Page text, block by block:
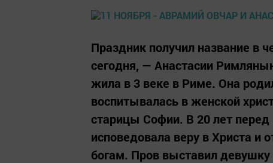
Праздник получил название в
сегодня, — Анастасии
жила в 3 веке в Риме. Она
воспитывалась в женской
старицы Софии. В 20 лет
исповедовала веру в Христа и
богам. Пров выставил